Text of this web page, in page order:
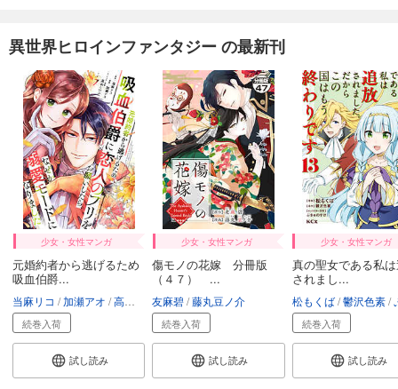
異世界ヒロインファンタジー の最新刊
少女・女性マンガ
元婚約者から逃げるため
吸血伯爵...
当麻リコ 加瀬アオ 高山しのぶ
続巻入荷
試し読み
少女・女性マンガ
傷モノの花嫁 分冊版
（４７） ...
友麻碧 藤丸豆ノ介
続巻入荷
試し読み
少女・女性マンガ
真の聖女である私
されまし...
松もくば 鬱沢色素 ぷ
続巻入荷
試し読み